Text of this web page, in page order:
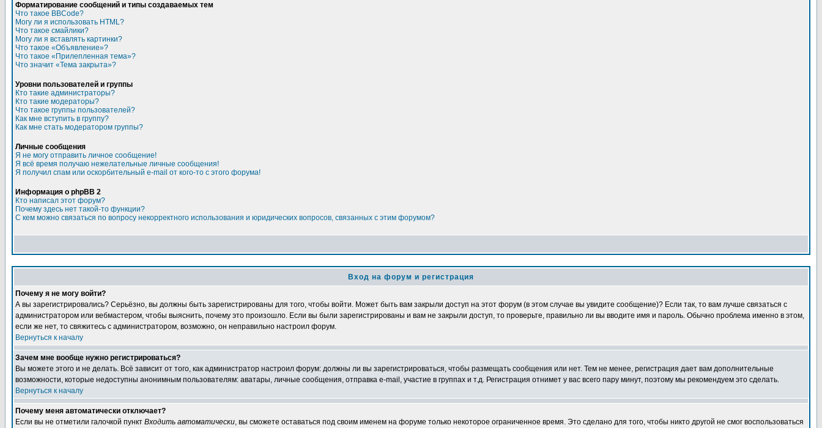
Форматирование сообщений и типы создаваемых тем
Что такое BBCode?
Могу ли я использовать HTML?
Что такое смайлики?
Могу ли я вставлять картинки?
Что такое «Объявление»?
Что такое «Прилепленная тема»?
Что значит «Тема закрыта»?
Уровни пользователей и группы
Кто такие администраторы?
Кто такие модераторы?
Что такое группы пользователей?
Как мне вступить в группу?
Как мне стать модератором группы?
Личные сообщения
Я не могу отправить личное сообщение!
Я всё время получаю нежелательные личные сообщения!
Я получил спам или оскорбительный e-mail от кого-то с этого форума!
Информация о phpBB 2
Кто написал этот форум?
Почему здесь нет такой-то функции?
С кем можно связаться по вопросу некорректного использования и юридических вопросов, связанных с этим форумом?
Вход на форум и регистрация
Почему я не могу войти?
А вы зарегистрировались? Серьёзно, вы должны быть зарегистрированы для того, чтобы войти. Может быть вам закрыли доступ на этот форум (в этом случае вы увидите сообщение)? Если так, то вам лучше связаться с
администратором или вебмастером, чтобы выяснить, почему это произошло. Если вы были зарегистрированы и вам не закрыли доступ, то проверьте, правильно ли вы вводите имя и пароль. Обычно проблема именно в этом,
если же нет, то свяжитесь с администратором, возможно, он неправильно настроил форум.
Вернуться к началу
Зачем мне вообще нужно регистрироваться?
Вы можете этого и не делать. Всё зависит от того, как администратор настроил форум: должны ли вы зарегистрироваться, чтобы размещать сообщения или нет. Тем не менее, регистрация дает вам дополнительные
возможности, которые недоступны анонимным пользователям: аватары, личные сообщения, отправка e-mail, участие в группах и т.д. Регистрация отнимет у вас всего пару минут, поэтому мы рекомендуем это сделать.
Вернуться к началу
Почему меня автоматически отключает?
Если вы не отметили галочкой пункт Входить автоматически, вы сможете оставаться под своим именем на форуме только некоторое ограниченное время. Это сделано для того, чтобы никто другой не смог воспользоваться